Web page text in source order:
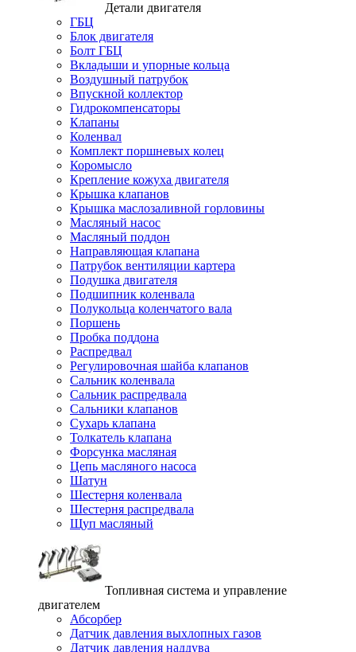
Детали двигателя
ГБЦ
Блок двигателя
Болт ГБЦ
Вкладыши и упорные кольца
Воздушный патрубок
Впускной коллектор
Гидрокомпенсаторы
Клапаны
Коленвал
Комплект поршневых колец
Коромысло
Крепление кожуха двигателя
Крышка клапанов
Крышка маслозаливной горловины
Масляный насос
Масляный поддон
Направляющая клапана
Патрубок вентиляции картера
Подушка двигателя
Подшипник коленвала
Полукольца коленчатого вала
Поршень
Пробка поддона
Распредвал
Регулировочная шайба клапанов
Сальник коленвала
Сальник распредвала
Сальники клапанов
Сухарь клапана
Толкатель клапана
Форсунка масляная
Цепь масляного насоса
Шатун
Шестерня коленвала
Шестерня распредвала
Щуп масляный
Топливная система и управление
двигателем
Абсорбер
Датчик давления выхлопных газов
Датчик давления наддува